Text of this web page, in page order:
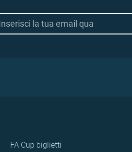
FA Cup biglietti